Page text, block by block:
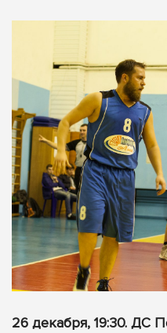
26 декабря, 19:30. ДС